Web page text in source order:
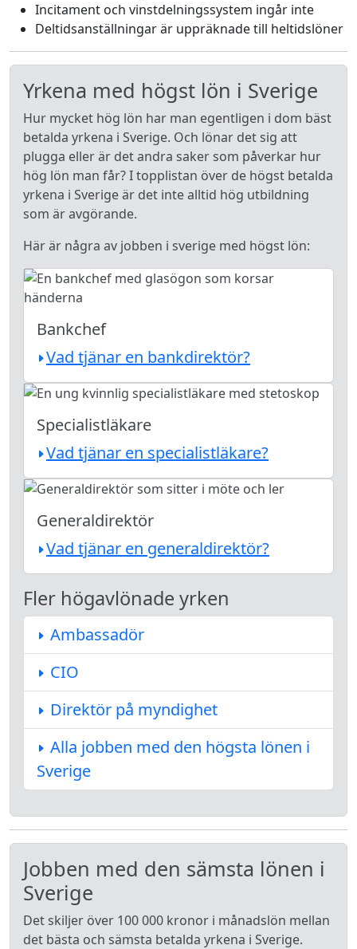
Incitament och vinstdelningssystem ingår inte
Deltidsanställningar är uppräknade till heltidslöner
Yrkena med högst lön i Sverige
Hur mycket hög lön har man egentligen i dom bäst
betalda yrkena i Sverige. Och lönar det sig att
plugga eller är det andra saker som påverkar hur
hög lön man får? I topplistan över de högst betalda
yrkena i Sverige är det inte alltid hög utbildning
som är avgörande.
Här är några av jobben i sverige med högst lön:
Bankchef
Vad tjänar en bankdirektör?
Specialistläkare
Vad tjänar en specialistläkare?
Generaldirektör
Vad tjänar en generaldirektör?
Fler högavlönade yrken
Ambassadör
CIO
Direktör på myndighet
Alla jobben med den högsta lönen i
Sverige
Jobben med den sämsta lönen i
Sverige
Det skiljer över 100 000 kronor i månadslön mellan
det bästa och sämsta betalda yrkena i Sverige.